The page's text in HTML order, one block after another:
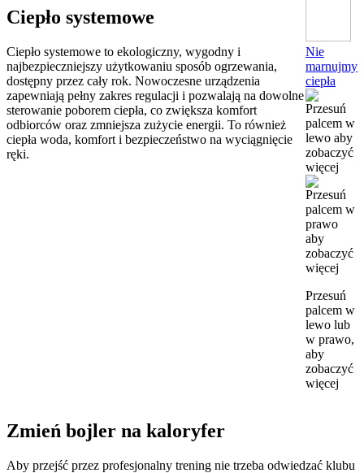
Ciepło systemowe
Ciepło systemowe to ekologiczny, wygodny i
najbezpieczniejszy użytkowaniu sposób ogrzewania,
dostępny przez cały rok. Nowoczesne urządzenia
zapewniają pełny zakres regulacji i pozwalają na dowolne
sterowanie poborem ciepła, co zwiększa komfort
odbiorców oraz zmniejsza zużycie energii. To również
ciepła woda, komfort i bezpieczeństwo na wyciągnięcie
ręki.
Nie
marnujmy
ciepła
Przesuń
palcem w
lewo lub
w prawo,
aby
zobaczyć
więcej
Zmień bojler na kaloryfer
Aby przejść przez profesjonalny trening nie trzeba odwiedzać klubu